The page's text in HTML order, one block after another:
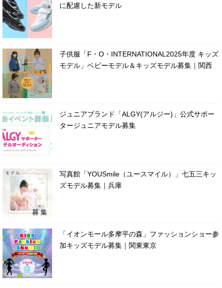
に配慮した新モデル
子供服「F・O・INTERNATIONAL2025年度 キッズ
モデル」ベビーモデル＆キッズモデル募集｜関西
ジュニアブランド「ALGY(アルジー)」公式サポー
タージュニアモデル募集
写真館「YOUSmile（ユースマイル）」七五三キッ
ズモデル募集｜兵庫
「イオンモール多摩平の森」ファッションショー参
加キッズモデル募集｜関東東京